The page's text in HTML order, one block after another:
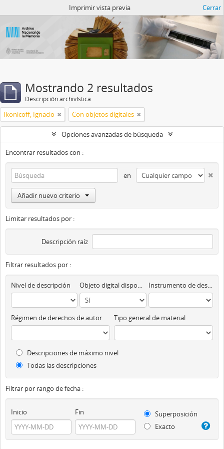
Imprimir vista previa Cerrar
Mostrando 2 resultados
Descripción archivística
Ikonicoff, Ignacio Con objetos digitales
Opciones avanzadas de búsqueda
Encontrar resultados con :
en
Añadir nuevo criterio
Limitar resultados por :
Descripción raíz
Filtrar resultados por :
Nivel de descripción Objeto digital disponibles Instrumento de descripción
Régimen de derechos de autor Tipo general de material
Descripciones de máximo nivel
Todas las descripciones
Filtrar por rango de fecha :
Inicio Fin
Superposición
Exacto